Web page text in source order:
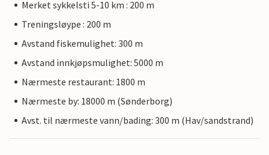
Merket sykkelsti 5-10 km : 200 m
Treningsløype : 200 m
Avstand fiskemulighet: 300 m
Avstand innkjøpsmulighet: 5000 m
Nærmeste restaurant: 1800 m
Nærmeste by: 18000 m (Sønderborg)
Avst. til nærmeste vann/bading: 300 m (Hav/sandstrand)